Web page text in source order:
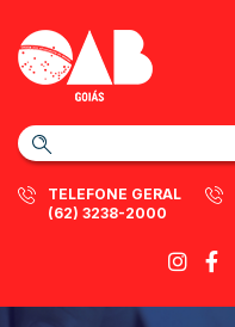
TELEFONE GERAL
(62) 3238-2000